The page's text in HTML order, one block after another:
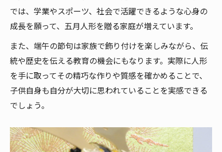
では、学業やスポーツ、社会で活躍できるような心身の
成長を願って、五月人形を贈る家庭が増えています。
また、端午の節句は家族で飾り付けを楽しみながら、伝
統や歴史を伝える教育の機会にもなります。実際に人形
を手に取ってその精巧な作りや質感を確かめることで、
子供自身も自分が大切に思われていることを実感できる
でしょう。